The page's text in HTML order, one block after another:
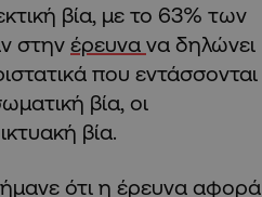
βία, με το 63% των
στην έρευνα να δηλώνει
που εντάσσονται
βία, οι
βία.
ότι η έρευνα αφορά